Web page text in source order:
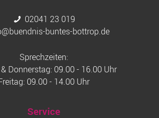
02041 23 019
buntes-bottrop.de
Sprechzeiten:
Donnerstag: 09.00 - 16.00 Uhr
09.00 - 14.00 Uhr
Service